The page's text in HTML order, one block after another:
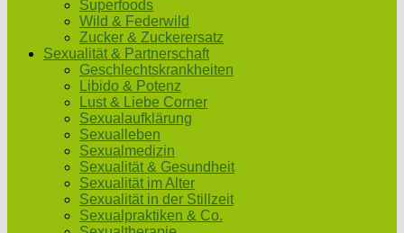
Superfoods
Wild & Federwild
Zucker & Zuckerersatz
Sexualität & Partnerschaft
Geschlechtskrankheiten
Libido & Potenz
Lust & Liebe Corner
Sexualaufklärung
Sexualleben
Sexualmedizin
Sexualität & Gesundheit
Sexualität im Alter
Sexualität in der Stillzeit
Sexualpraktiken & Co.